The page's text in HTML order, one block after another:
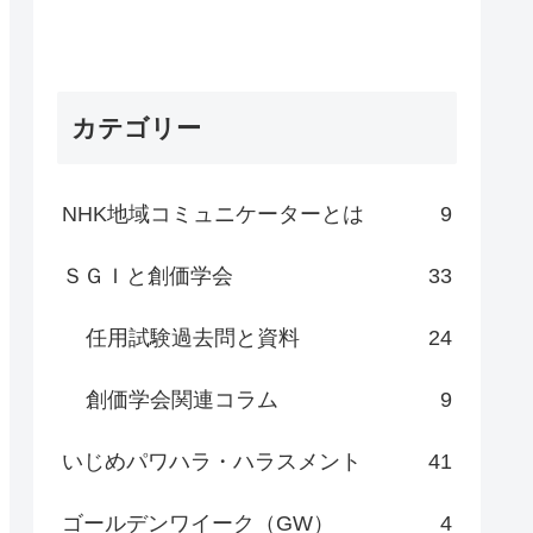
カテゴリー
NHK地域コミュニケーターとは 9
ＳＧＩと創価学会 33
任用試験過去問と資料 24
創価学会関連コラム 9
いじめパワハラ・ハラスメント 41
ゴールデンワイーク（GW） 4